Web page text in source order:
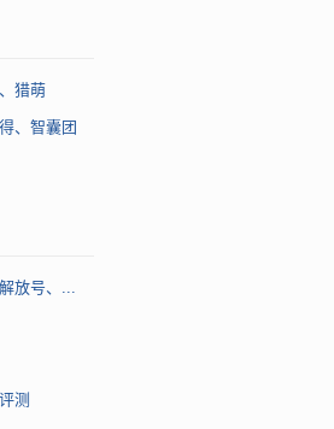
猎萌
、智囊团
放号、...
测